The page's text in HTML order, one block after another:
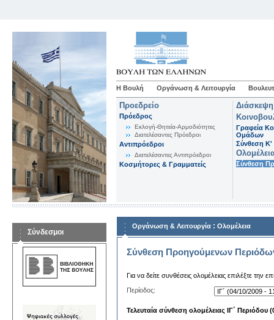
Η Βουλή Οργάνωση & Λειτουργία
Προεδρείο
Πρόεδρος
Εκλογή-Θητεία-Αρμοδιότητες
Διατελέσαντες Πρόεδροι
Αντιπρόεδροι
Διατελέσαντες Αντιπρόεδροι
Κοσμήτορες & Γραμματείς
Γραφεία
Ομάδων
Σύνθεση K'
Σύνθεση
Σύνδεσμοι
Οργάνωση & Λειτουργία : Ολομέλεια
Σύνθεση Προηγούμενων
Για να δείτε συνθέσεις ολομέλειας επιλέξτε την
Περίοδος:
Τελευταία σύνθεση ολομέλειας ΙΓ΄ Περιόδου